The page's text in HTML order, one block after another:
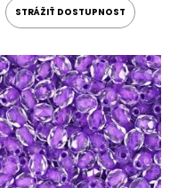
STRÁŽIŤ DOSTUPNOST